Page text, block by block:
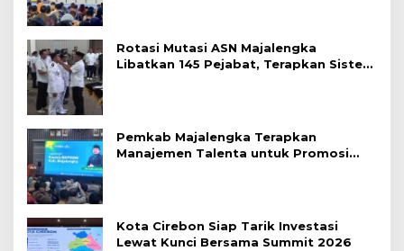
Rotasi Mutasi ASN Majalengka
Libatkan 145 Pejabat, Terapkan Sistem
Pemkab Majalengka Terapkan
Manajemen Talenta untuk Promosi
Kota Cirebon Siap Tarik Investasi
Lewat Kunci Bersama Summit 2026